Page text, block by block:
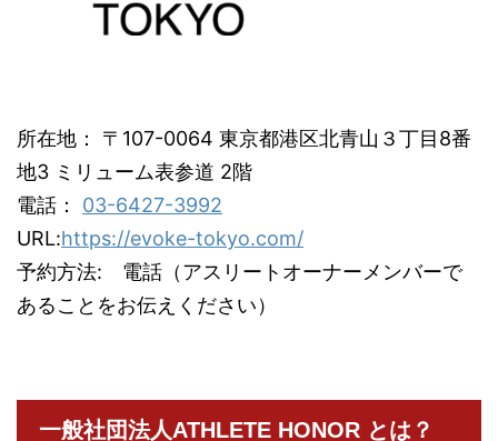
所在地： 〒107-0064 東京都港区北青山３丁目8番
地3 ミリューム表参道 2階
電話： 03-6427-3992
URL:https://evoke-tokyo.com/
予約方法: 電話（アスリートオーナーメンバーで
あることをお伝えください）
一般社団法人ATHLETE HONOR とは？